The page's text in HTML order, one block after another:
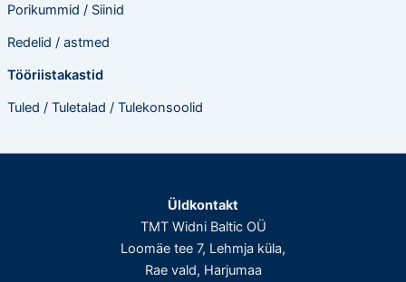
Porikummid / Siinid
Redelid / astmed
Tööriistakastid
Tuled / Tuletalad / Tulekonsoolid
Üldkontakt
TMT Widni Baltic OÜ
Loomäe tee 7, Lehmja küla,
Rae vald, Harjumaa